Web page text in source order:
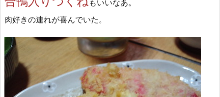
もいいなあ。
肉好きの連れが喜んでいた。